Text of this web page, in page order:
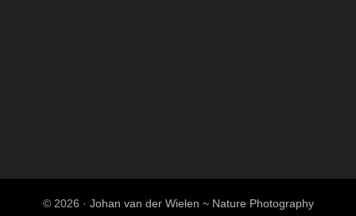
© 2026 · Johan van der Wielen ~ Nature Photography